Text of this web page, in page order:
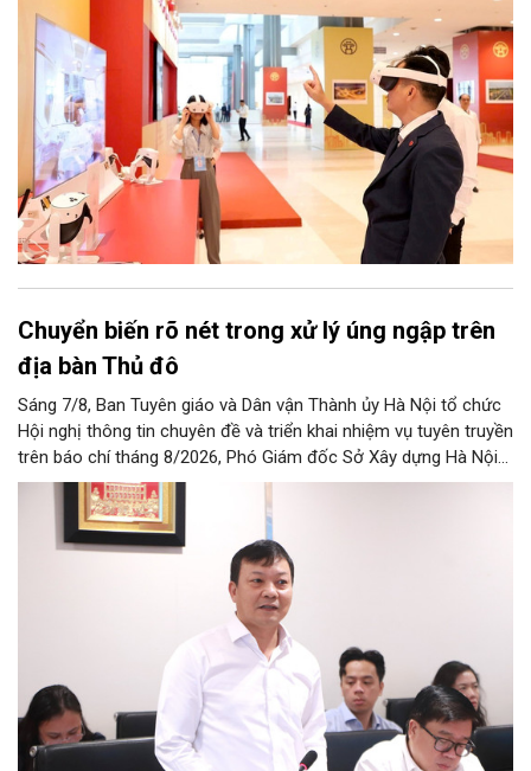
công nghệ, đổi mới sáng tạo và chuyển đổi số trên địa bàn Thủ
đô.
Chuyển biến rõ nét trong xử lý úng ngập trên
địa bàn Thủ đô
Sáng 7/8, Ban Tuyên giáo và Dân vận Thành ủy Hà Nội tổ chức
Hội nghị thông tin chuyên đề và triển khai nhiệm vụ tuyên truyền
trên báo chí tháng 8/2026, Phó Giám đốc Sở Xây dựng Hà Nội
Trương Hải Long đã thông tin về việc tổ chức triển khai thực
hiện các giải pháp về xử lý úng ngập trên địa bàn thành phố.